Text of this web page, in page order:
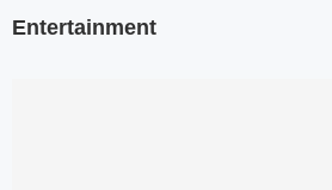
Entertainment